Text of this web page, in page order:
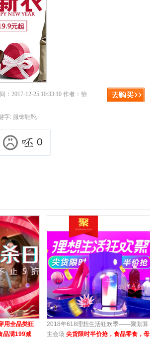
：2017-12-25 10:33:10 作者：怡
字: 服饰鞋靴
0
用全品类狂
品满199减
2018年618理想生活狂欢季——聚划算
主会场 尖货限时半价抢，食品零食，母
京东优惠券与京东返利红包！